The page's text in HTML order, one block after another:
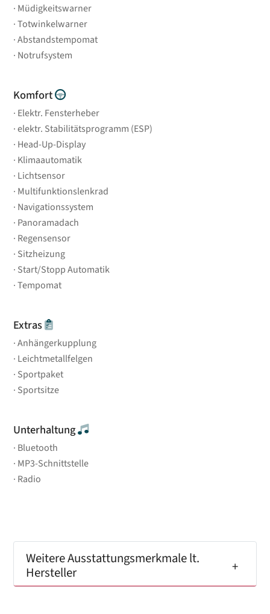
Müdigkeitswarner
Totwinkelwarner
Abstandstempomat
Notrufsystem
Komfort
Elektr. Fensterheber
elektr. Stabilitätsprogramm (ESP)
Head-Up-Display
Klimaautomatik
Lichtsensor
Multifunktionslenkrad
Navigationssystem
Panoramadach
Regensensor
Sitzheizung
Start/Stopp Automatik
Tempomat
Extras
Anhängerkupplung
Leichtmetallfelgen
Sportpaket
Sportsitze
Unterhaltung
Bluetooth
MP3-Schnittstelle
Radio
Weitere Ausstattungsmerkmale lt.
Hersteller